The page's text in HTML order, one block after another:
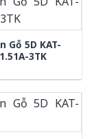
Gỗ 5D KAT-
3TK